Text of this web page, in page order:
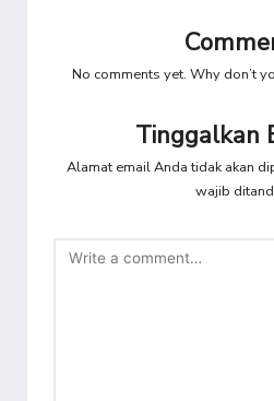
No comments yet. Why don’t
Tinggalkan
Alamat email Anda tidak akan
wajib